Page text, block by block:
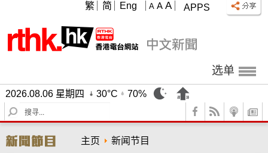
APPS
A A A
繁 简 Eng
选单
2026.08.06 星期四 30°C
70%
S
e
r
主页 新闻节目